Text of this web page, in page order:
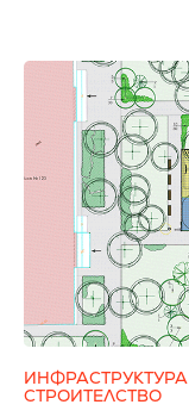
ИНФРАСТРУКТУРА
СТРОИТЕЛСТВО